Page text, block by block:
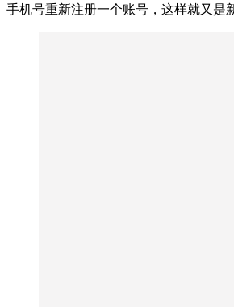
手机号重新注册一个账号，这样就又是